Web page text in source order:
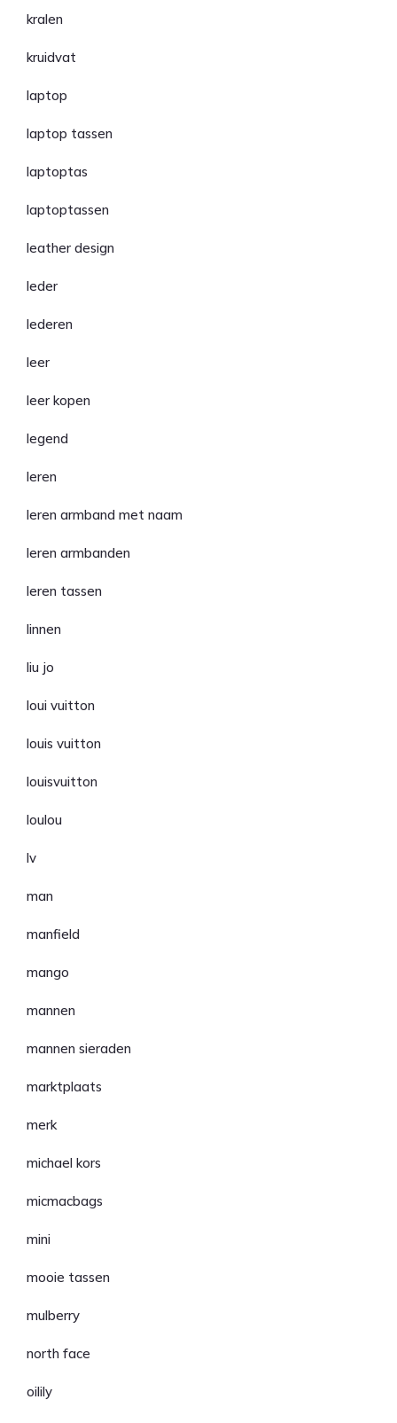
kralen
kruidvat
laptop
laptop tassen
laptoptas
laptoptassen
leather design
leder
lederen
leer
leer kopen
legend
leren
leren armband met naam
leren armbanden
leren tassen
linnen
liu jo
loui vuitton
louis vuitton
louisvuitton
loulou
lv
man
manfield
mango
mannen
mannen sieraden
marktplaats
merk
michael kors
micmacbags
mini
mooie tassen
mulberry
north face
oilily